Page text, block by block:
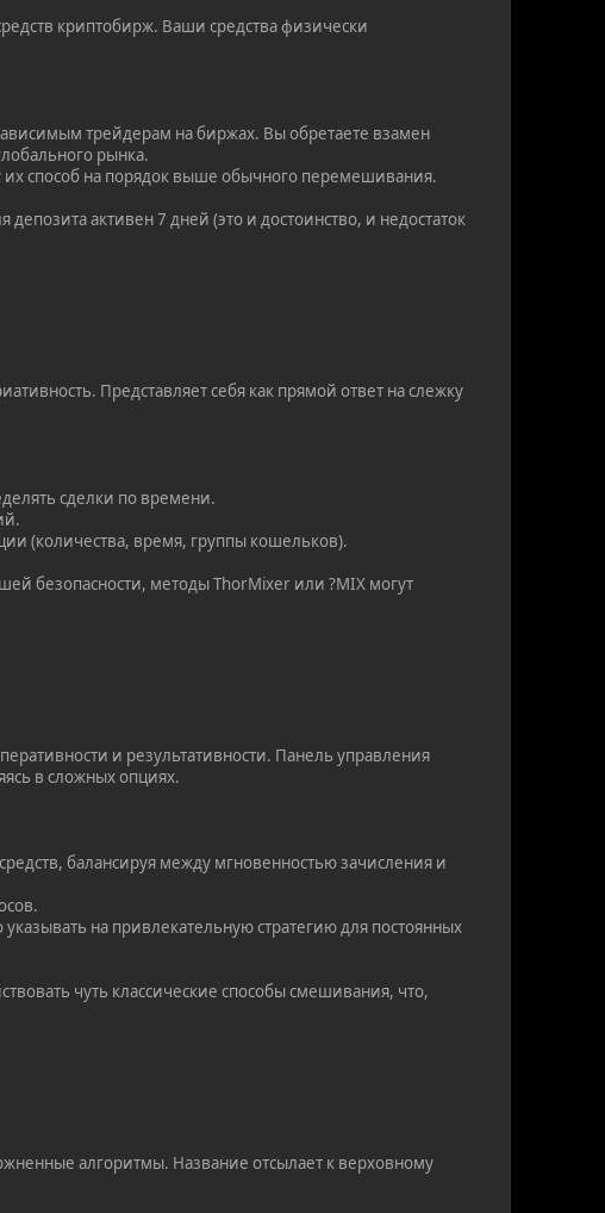
криптобирж. Ваши средства физически
трейдерам на биржах. Вы обретаете взамен
рынка.
их способ на порядок выше обычного перемешивания.
активен 7 дней (это и достоинство, и недостаток
Представляет себя как прямой ответ на слежку
сделки по времени.
(количества, время, группы кошельков).
безопасности, методы ThorMixer или ?MIX могут
и результативности. Панель управления
в сложных опциях.
балансируя между мгновенностью зачисления и
на привлекательную стратегию для постоянных
чуть классические способы смешивания, что,
алгоритмы. Название отсылает к верховному